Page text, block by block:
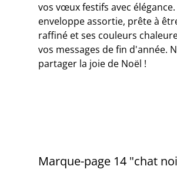
vos vœux festifs avec
enveloppe assortie, prête à
raffiné et ses couleurs
vos messages de fin d'année.
partager la joie de Noël !
Marque-page 14